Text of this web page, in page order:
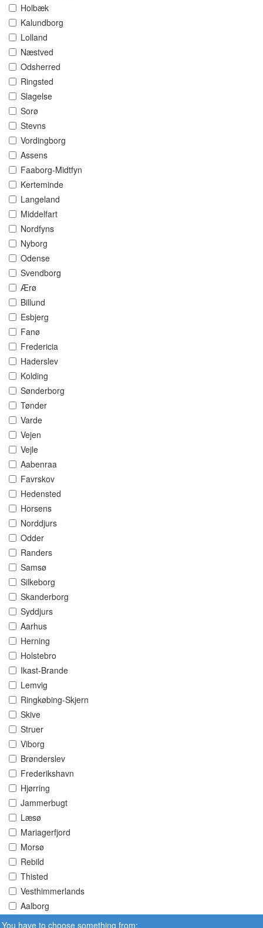
Holbæk
Kalundborg
Lolland
Næstved
Odsherred
Ringsted
Slagelse
Sorø
Stevns
Vordingborg
Assens
Faaborg-Midtfyn
Kerteminde
Langeland
Middelfart
Nordfyns
Nyborg
Odense
Svendborg
Ærø
Billund
Esbjerg
Fanø
Fredericia
Haderslev
Kolding
Sønderborg
Tønder
Varde
Vejen
Vejle
Aabenraa
Favrskov
Hedensted
Horsens
Norddjurs
Odder
Randers
Samsø
Silkeborg
Skanderborg
Syddjurs
Aarhus
Herning
Holstebro
Ikast-Brande
Lemvig
Ringkøbing-Skjern
Skive
Struer
Viborg
Brønderslev
Frederikshavn
Hjørring
Jammerbugt
Læsø
Mariagerfjord
Morsø
Rebild
Thisted
Vesthimmerlands
Aalborg
You have to choose something from: